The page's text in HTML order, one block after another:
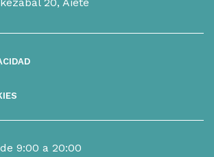
9:00 a 20:00